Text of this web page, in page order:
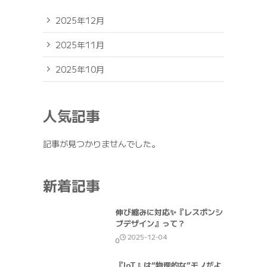
2025年12月
2025年11月
2025年10月
人気記事
記事が見つかりませんでした。
新着記事
伸び縮みに対応✨『レスポンシ
ブデザイン』って？
0 2025-12-04
『IoT』は“物理的な”モノだよ